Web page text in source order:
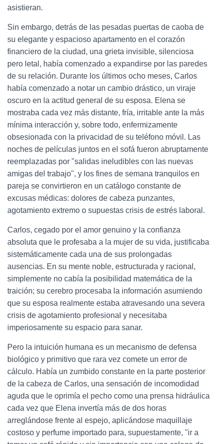
asistieran.
Sin embargo, detrás de las pesadas puertas de caoba de
su elegante y espacioso apartamento en el corazón
financiero de la ciudad, una grieta invisible, silenciosa
pero letal, había comenzado a expandirse por las paredes
de su relación. Durante los últimos ocho meses, Carlos
había comenzado a notar un cambio drástico, un viraje
oscuro en la actitud general de su esposa. Elena se
mostraba cada vez más distante, fría, irritable ante la más
mínima interacción y, sobre todo, enfermizamente
obsesionada con la privacidad de su teléfono móvil. Las
noches de películas juntos en el sofá fueron abruptamente
reemplazadas por "salidas ineludibles con las nuevas
amigas del trabajo", y los fines de semana tranquilos en
pareja se convirtieron en un catálogo constante de
excusas médicas: dolores de cabeza punzantes,
agotamiento extremo o supuestas crisis de estrés laboral.
Carlos, cegado por el amor genuino y la confianza
absoluta que le profesaba a la mujer de su vida, justificaba
sistemáticamente cada una de sus prolongadas
ausencias. En su mente noble, estructurada y racional,
simplemente no cabía la posibilidad matemática de la
traición; su cerebro procesaba la información asumiendo
que su esposa realmente estaba atravesando una severa
crisis de agotamiento profesional y necesitaba
imperiosamente su espacio para sanar.
Pero la intuición humana es un mecanismo de defensa
biológico y primitivo que rara vez comete un error de
cálculo. Había un zumbido constante en la parte posterior
de la cabeza de Carlos, una sensación de incomodidad
aguda que le oprimía el pecho como una prensa hidráulica
cada vez que Elena invertía más de dos horas
arreglándose frente al espejo, aplicándose maquillaje
costoso y perfume importado para, supuestamente, "ir a